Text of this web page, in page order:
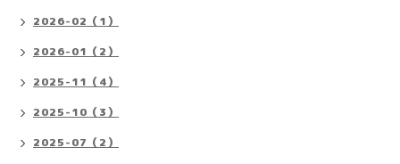
2026-02（1）
2026-01（2）
2025-11（4）
2025-10（3）
2025-07（2）